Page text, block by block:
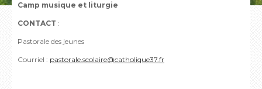
Camp musique et liturgie
CONTACT :
Pastorale des jeunes
Courriel : pastorale.scolaire@catholique37.fr